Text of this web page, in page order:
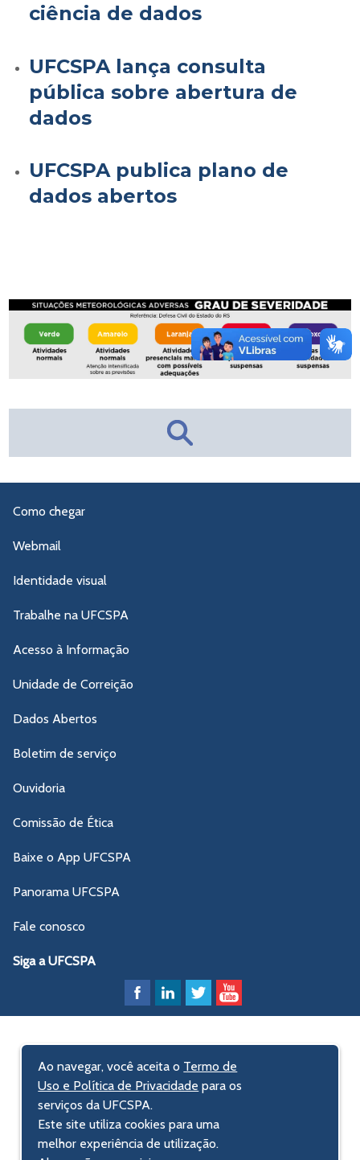
ciência de dados
UFCSPA lança consulta
pública sobre abertura de
dados
UFCSPA publica plano de
dados abertos
Como chegar
Webmail
Identidade visual
Trabalhe na UFCSPA
Acesso à Informação
Unidade de Correição
Dados Abertos
Boletim de serviço
Ouvidoria
Comissão de Ética
Baixe o App UFCSPA
Panorama UFCSPA
Fale conosco
Siga a UFCSPA
Ao navegar, você aceita o Termo de
Uso e Política de Privacidade para os
serviços da UFCSPA.
Este site utiliza cookies para uma
melhor experiência de utilização.